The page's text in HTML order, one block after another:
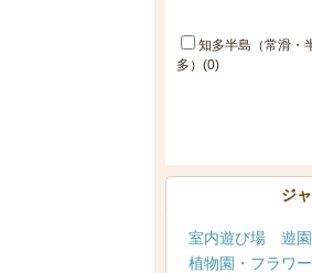
知多半島（常滑・
多）(0)
ジ
室内遊び場 遊
植物園・フラワ